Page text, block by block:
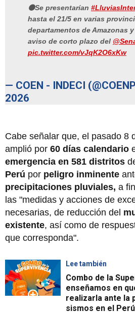
🟠Se presentarían
hasta el 21/5 en varias
departamentos de Amazonas
aviso de corto plazo del
pic.twitter.com/vJqK2O6xKw
— COEN - INDECI
2026
Cabe señalar que, el pasado 8
amplió por 60 días calendario
emergencia en 581 distritos
Perú por peligro inminente
precipitaciones pluviales, a
las "medidas y acciones de
necesarias, de reducción del
existente, así como de
que corresponda".
Lee también
Combo de la
enseñamos en
realizarla ante la
sismos en el Perú